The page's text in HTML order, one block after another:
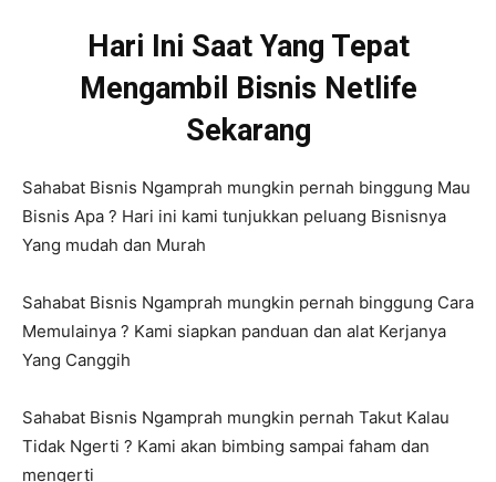
Hari Ini Saat Yang Tepat
Mengambil Bisnis Netlife
Sekarang
Sahabat Bisnis Ngamprah mungkin pernah binggung Mau
Bisnis Apa ? Hari ini kami tunjukkan peluang Bisnisnya
Yang mudah dan Murah
Sahabat Bisnis Ngamprah mungkin pernah binggung Cara
Memulainya ? Kami siapkan panduan dan alat Kerjanya
Yang Canggih
Sahabat Bisnis Ngamprah mungkin pernah Takut Kalau
Tidak Ngerti ? Kami akan bimbing sampai faham dan
mengerti